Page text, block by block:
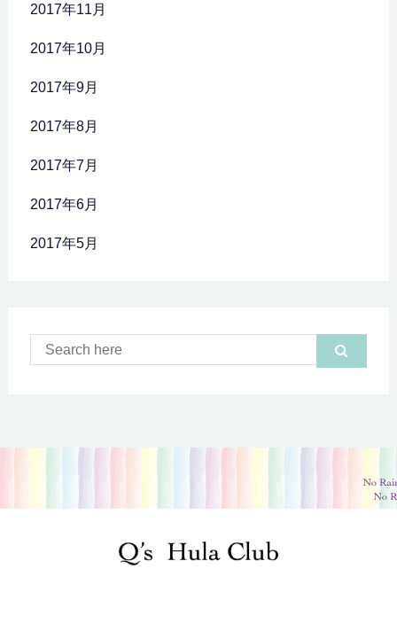
2017年11月
2017年10月
2017年9月
2017年8月
2017年7月
2017年6月
2017年5月